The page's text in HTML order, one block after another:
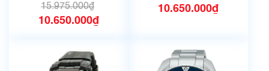
15.975.000₫
10.650.000₫
10.650.000₫